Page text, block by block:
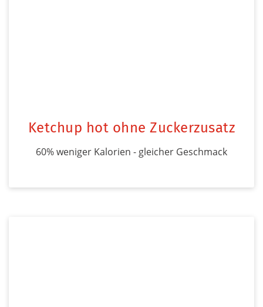
Ketchup hot ohne Zuckerzusatz
60% weniger Kalorien - gleicher Geschmack